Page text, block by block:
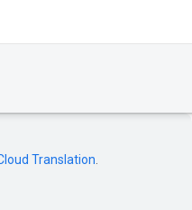
Translation